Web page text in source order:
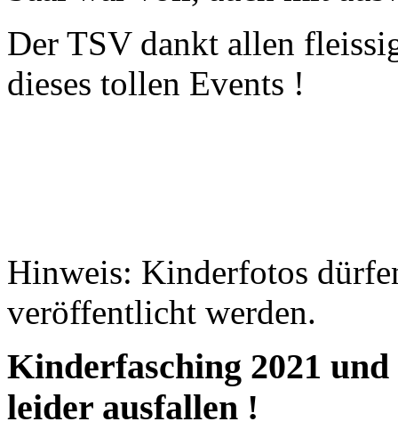
Der TSV dankt allen
dieses tollen Events !
Hinweis: Kinderfotos
veröffentlicht werden.
Kinderfasching 2021 und
leider ausfallen !